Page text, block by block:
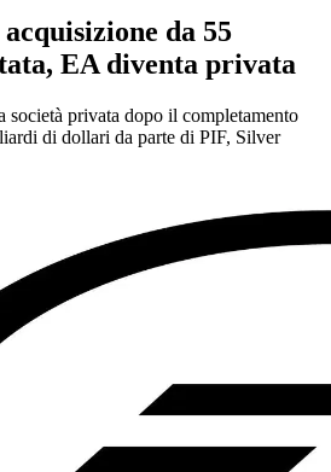
da 55
EA diventa privata
società privata dopo il completamento
di dollari da parte di PIF, Silver